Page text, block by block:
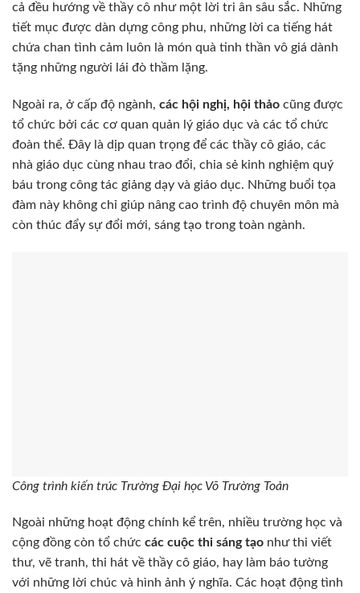
cả đều hướng về thầy cô như một lời tri ân sâu sắc. Những
tiết mục được dàn dựng công phu, những lời ca tiếng hát
chứa chan tình cảm luôn là món quà tinh thần vô giá dành
tặng những người lái đò thầm lặng.
Ngoài ra, ở cấp độ ngành, các hội nghị, hội thảo cũng được
tổ chức bởi các cơ quan quản lý giáo dục và các tổ chức
đoàn thể. Đây là dịp quan trọng để các thầy cô giáo, các
nhà giáo dục cùng nhau trao đổi, chia sẻ kinh nghiệm quý
báu trong công tác giảng dạy và giáo dục. Những buổi tọa
đàm này không chỉ giúp nâng cao trình độ chuyên môn mà
còn thúc đẩy sự đổi mới, sáng tạo trong toàn ngành.
Công trình kiến trúc Trường Đại học Võ Trường Toản
Ngoài những hoạt động chính kể trên, nhiều trường học và
cộng đồng còn tổ chức các cuộc thi sáng tạo như thi viết
thư, vẽ tranh, thi hát về thầy cô giáo, hay làm báo tường
với những lời chúc và hình ảnh ý nghĩa. Các hoạt động tình